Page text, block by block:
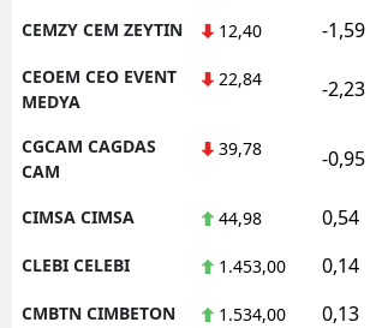
CEMZY CEM ZEYTIN 12,40 -1,59
CEOEM CEO EVENT
MEDYA
22,84 -2,23
CGCAM CAGDAS
CAM
39,78 -0,95
CIMSA CIMSA 44,98 0,54
CLEBI CELEBI 1.453,00 0,14
CMBTN CIMBETON 1.534,00 0,13